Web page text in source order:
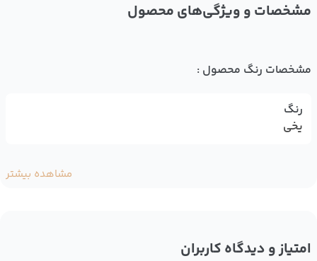
مشخصات و ویژگی‌های محصول
مشخصات رنگ محصول :
رنگ
یخی
مشاهده بیشتر
امتیاز و دیدگاه کاربران